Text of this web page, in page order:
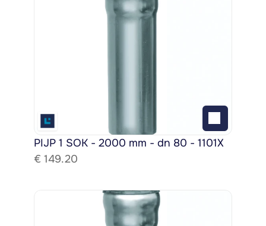
PIJP 1 SOK - 2000 mm - dn 80 - 1101X
€ 149.20